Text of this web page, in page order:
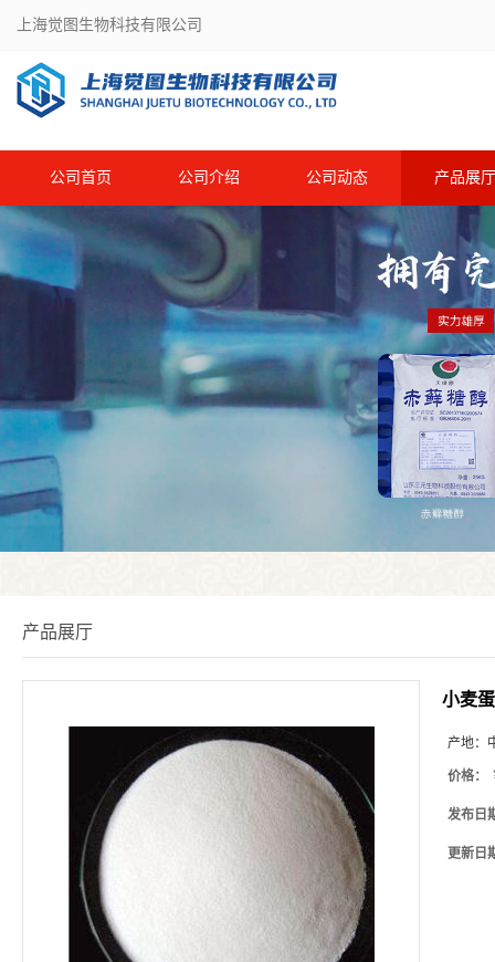
上海觉图生物科技有限公司
公司首页 公司介绍 公司动态 产品展厅
产品展厅
小麦
产地：
价格：
发布日
更新日